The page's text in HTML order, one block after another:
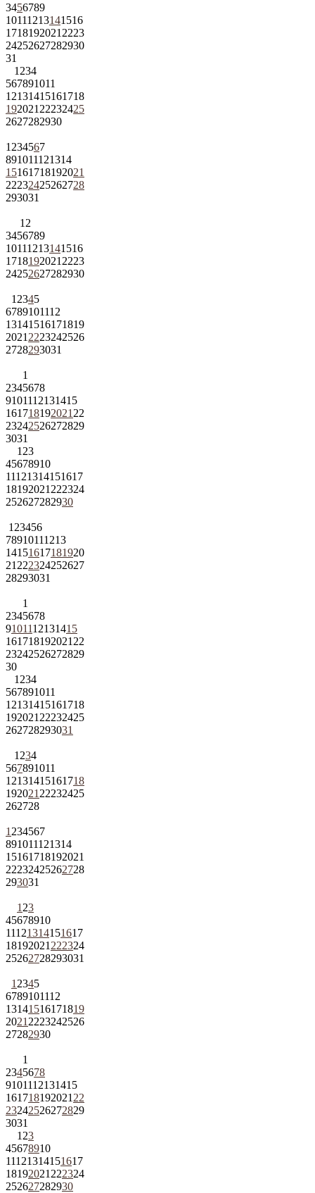
3456789
10111213141516
1718192021 2223
24252627282930
31
1 234
567891011
12131415161718
192021 22232425
2627282930
1 234567
891011121314
15161718192021
22232425262728
293031
1 2
3456789
10111213141516
1718192021 2223
24252627282930
1 2345
6789101112
13141516171819
2021 2223242526
2728293031
1
2345678
9101112131415
161718192021 22
23242526272829
3031
1 23
45678910
11121314151617
18192021 222324
252627282930
1 23456
78910111213
14151617181920
21 222324252627
28293031
1
2345678
9101112131415
161718192021 22
23242526272829
30
1 234
567891011
12131415161718
192021 22232425
262728293031
1 234
567891011
12131415161718
192021 22232425
262728
1 234567
891011121314
15161718192021
22232425262728
293031
1 23
45678910
11121314151617
18192021 222324
25262728293031
1 2345
6789101112
13141516171819
2021 2223242526
27282930
1
2345678
9101112131415
161718192021 22
23242526272829
3031
1 23
45678910
11121314151617
18192021 222324
252627282930